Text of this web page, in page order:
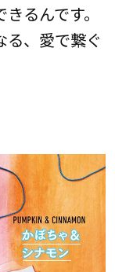
るんです。
る、愛で繋ぐ